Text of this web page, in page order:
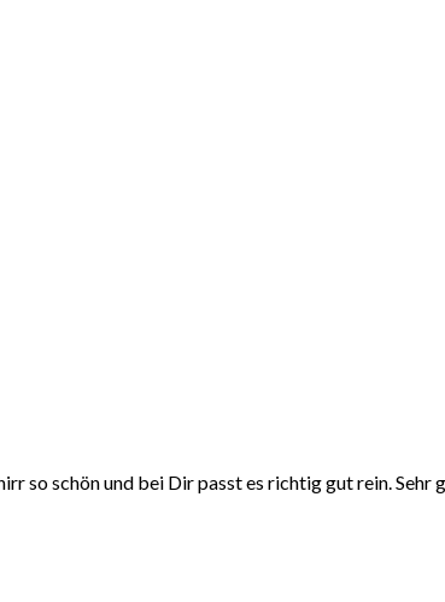
so schön und bei Dir passt es richtig gut rein. Sehr